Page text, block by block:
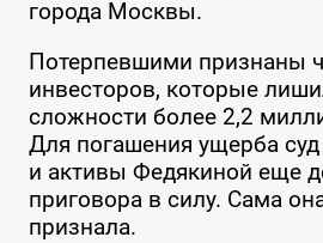
города Москвы.
Потерпевшими признаны
инвесторов, которые
сложности более 2,2
Для погашения ущерба суд
и активы Федякиной еще
приговора в силу. Сама
признала.